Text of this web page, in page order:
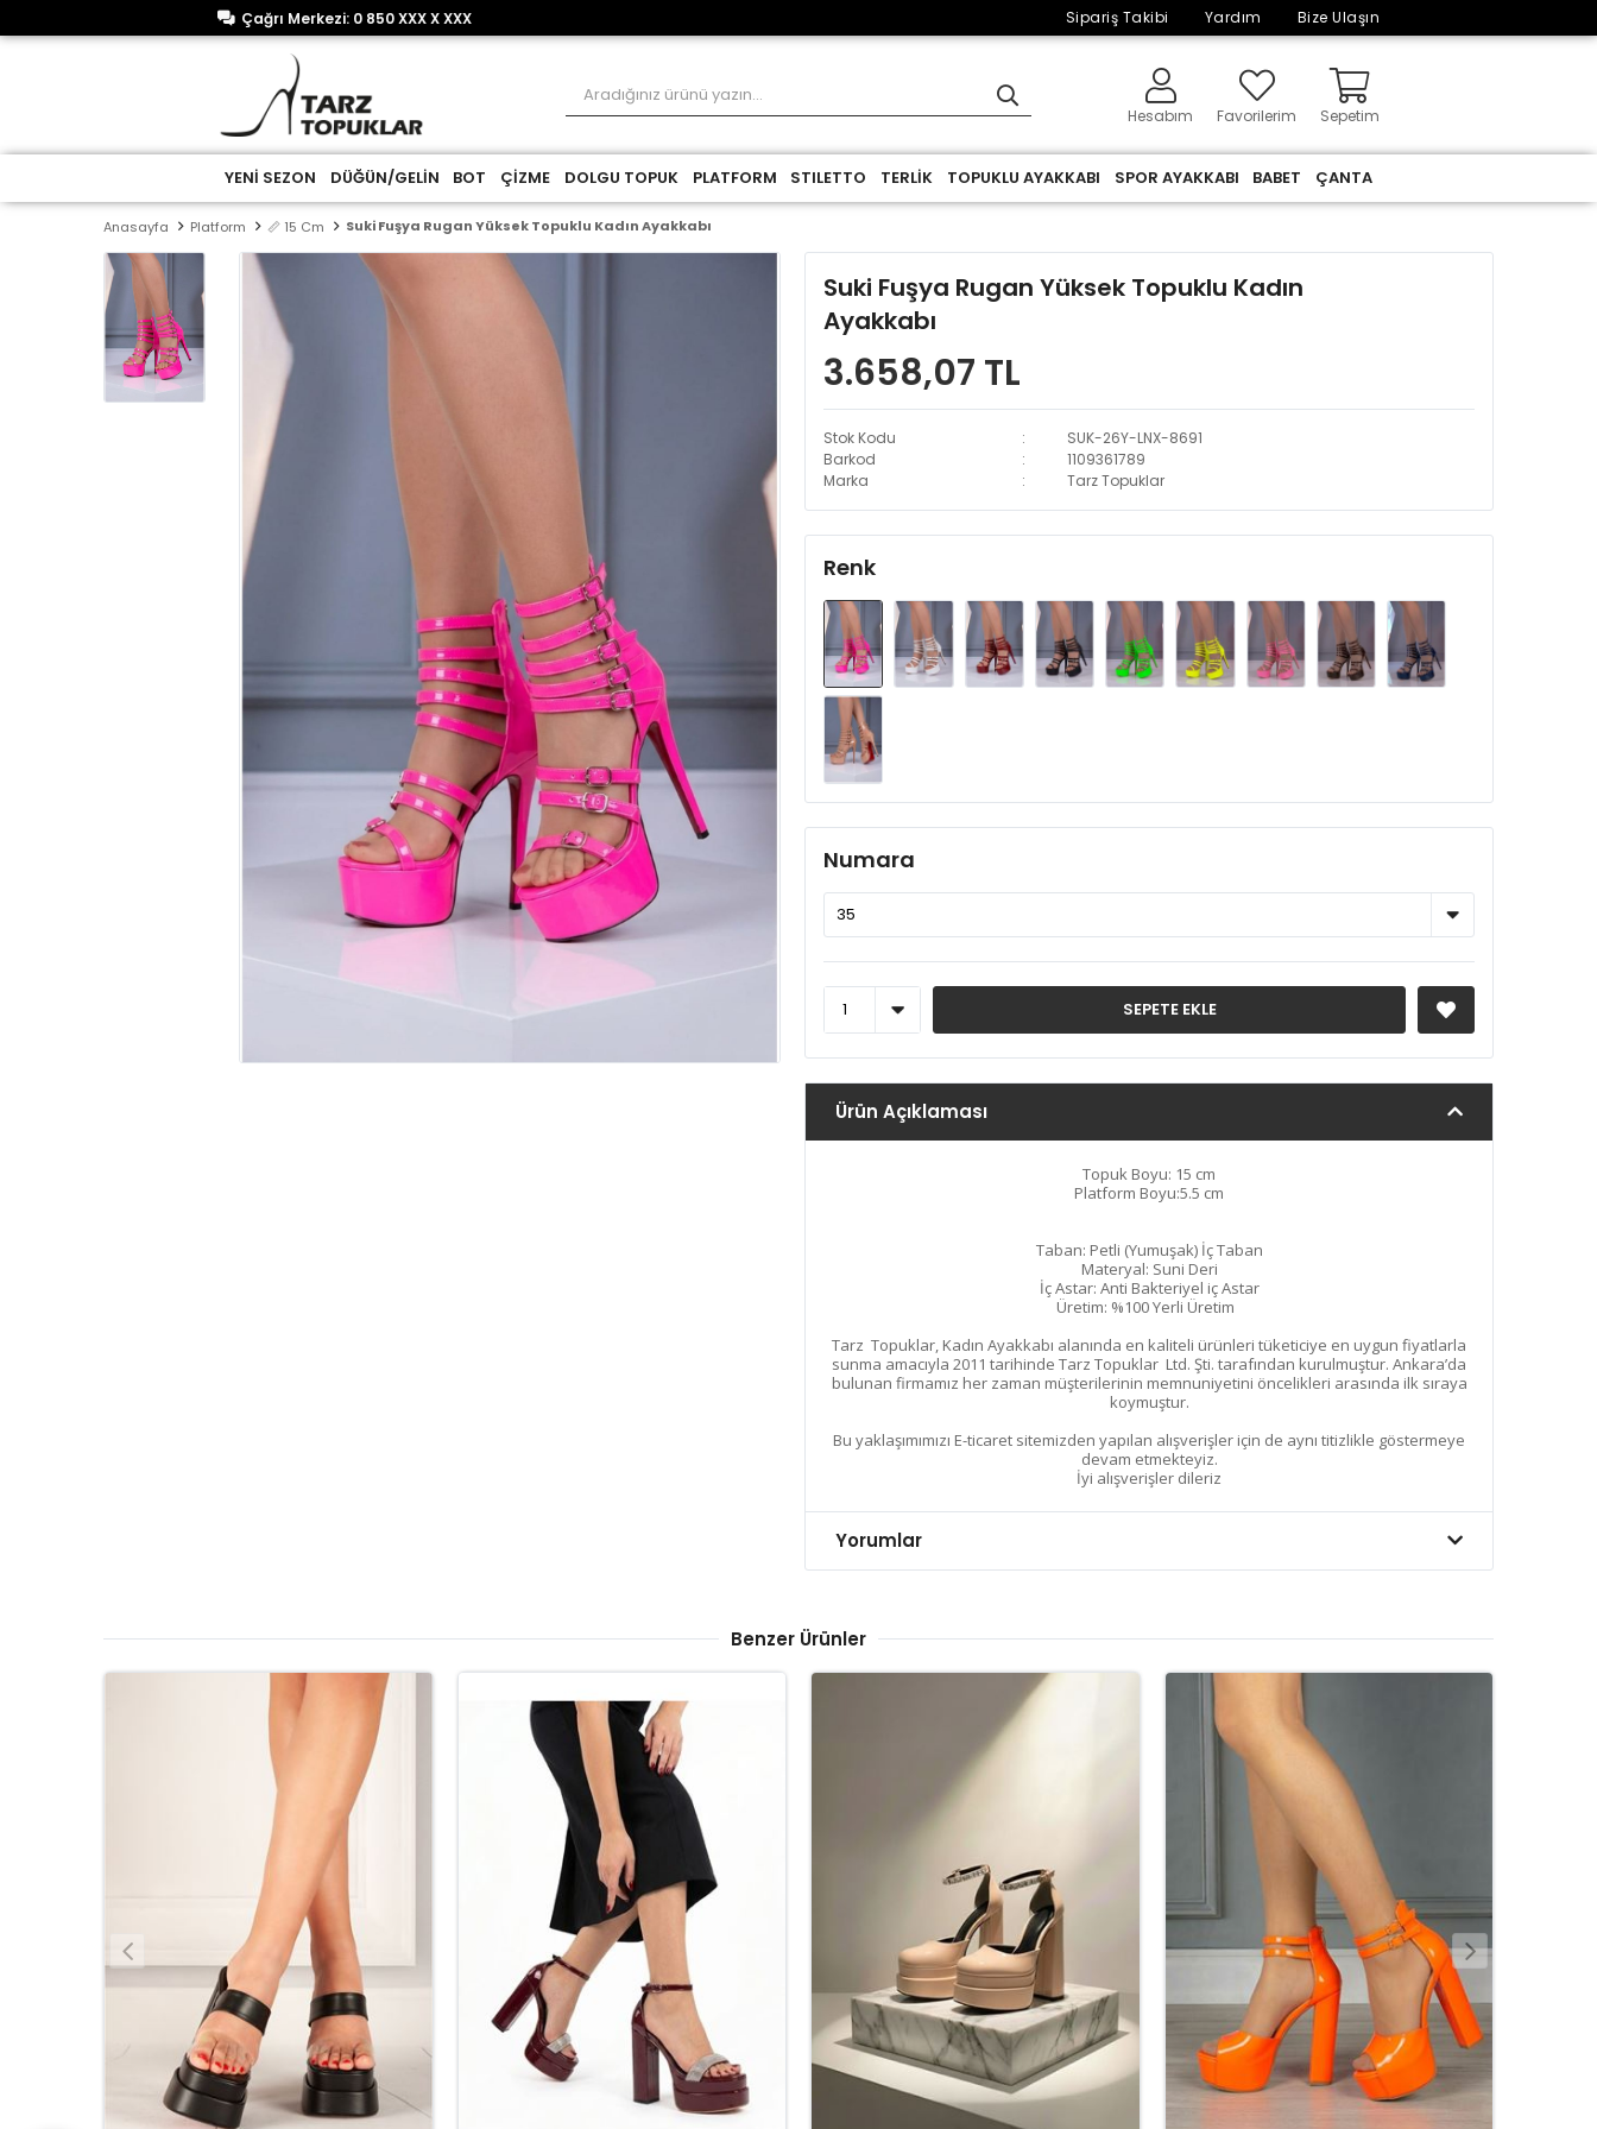
Çağrı Merkezi: 0 850 XXX X XXX Sipariş Takibi Yardım Bize Ulaşın
Hesabım Favorilerim Sepetim
YENİ SEZON DÜĞÜN/GELİN BOT ÇİZME DOLGU TOPUK PLATFORM STILETTO TERLİK TOPUKLU AYAKKABI SPOR AYAKKABI BABET ÇANTA
Anasayfa Platform 📏 15 Cm Suki Fuşya Rugan Yüksek Topuklu Kadın Ayakkabı
Suki Fuşya Rugan Yüksek Topuklu Kadın
Ayakkabı
3.658,07 TL
Stok Kodu
SUK-26Y-LNX-8691
Barkod
1109361789
Marka
Tarz Topuklar
Renk
Numara
SEPETE EKLE
Ürün Açıklaması
Topuk Boyu: 15 cm
Platform Boyu:5.5 cm
Taban: Petli (Yumuşak) İç Taban
Materyal: Suni Deri
İç Astar: Anti Bakteriyel iç Astar
Üretim: %100 Yerli Üretim
Tarz Topuklar, Kadın Ayakkabı alanında en kaliteli ürünleri tüketiciye en uygun fiyatlarla
sunma amacıyla 2011 tarihinde Tarz Topuklar Ltd. Şti. tarafından kurulmuştur. Ankara’da
bulunan firmamız her zaman müşterilerinin memnuniyetini öncelikleri arasında ilk sıraya
koymuştur.
Bu yaklaşımımızı E-ticaret sitemizden yapılan alışverişler için de aynı titizlikle göstermeye
devam etmekteyiz.
İyi alışverişler dileriz
Yorumlar
Benzer Ürünler